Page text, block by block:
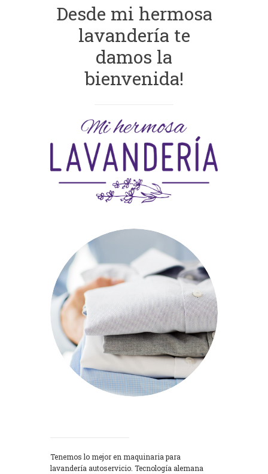
Desde mi hermosa
lavandería te
damos la
bienvenida!
Tenemos lo mejor en maquinaria para
lavandería autoservicio. Tecnología alemana